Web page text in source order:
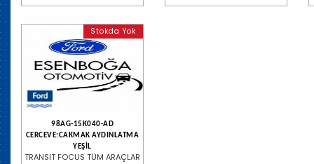
Stokda Yok
98AG-15K040-AD
CERCEVE:CAKMAK AYDINLATMA
YEŞİL
TRANSIT FOCUS TÜM ARAÇLAR